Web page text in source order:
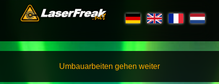
Umbauarbeiten gehen weiter